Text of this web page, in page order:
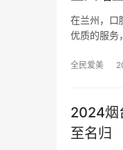
在兰州，口
优质的服务
全民爱美
2024烟
至名归